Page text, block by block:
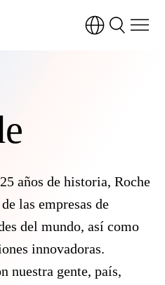
años de historia, Roche
las empresas de
del mundo, así como
innovadoras.
nuestra gente, país,